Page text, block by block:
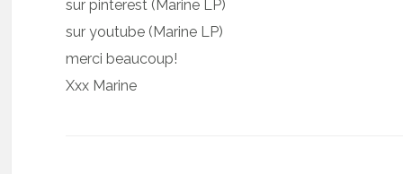
sur pinterest (Marine LP)
sur youtube (Marine LP)
merci beaucoup!
Xxx Marine